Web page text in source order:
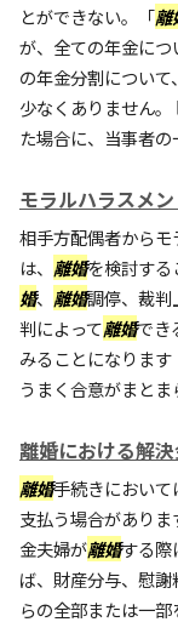
とができない。「離
が、全ての年金につ
の年金分割につい
少なくありません
た場合に、当事者の
モラルハラスメ
相手方配偶者から
は、 離婚を検討する
婚、 離婚調停、裁判
判によって離婚でき
みることになりま
うまく合意がまとま
離婚における解
離婚手続きにおい
支払う場合があり
金夫婦が離婚する際
ば、財産分与、慰
らの全部または一